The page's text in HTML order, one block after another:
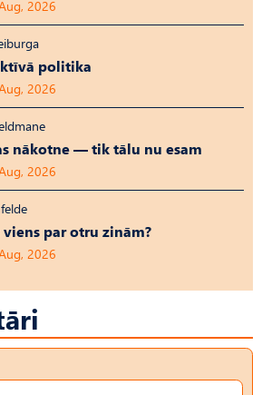
2026
politika
2026
nākotne — tik tālu nu esam
2026
viens par otru zinām?
2026